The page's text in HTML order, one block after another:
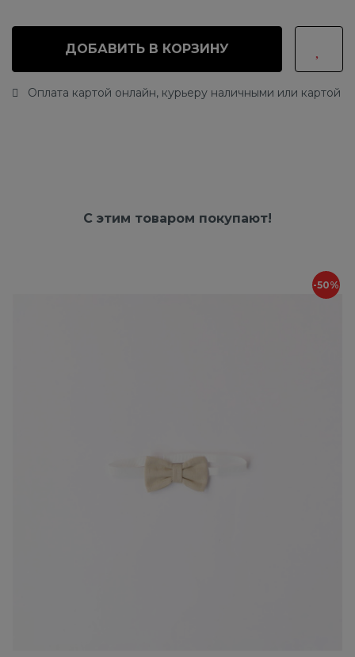
ДОБАВИТЬ В КОРЗИНУ
Оплата картой онлайн, курьеру наличными или картой
С этим товаром покупают!
-50%